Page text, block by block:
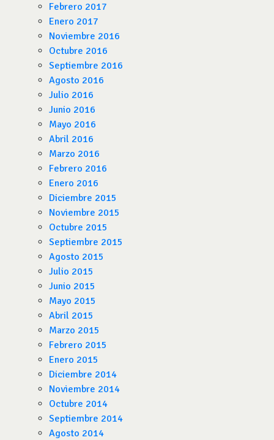
Febrero 2017
Enero 2017
Noviembre 2016
Octubre 2016
Septiembre 2016
Agosto 2016
Julio 2016
Junio 2016
Mayo 2016
Abril 2016
Marzo 2016
Febrero 2016
Enero 2016
Diciembre 2015
Noviembre 2015
Octubre 2015
Septiembre 2015
Agosto 2015
Julio 2015
Junio 2015
Mayo 2015
Abril 2015
Marzo 2015
Febrero 2015
Enero 2015
Diciembre 2014
Noviembre 2014
Octubre 2014
Septiembre 2014
Agosto 2014